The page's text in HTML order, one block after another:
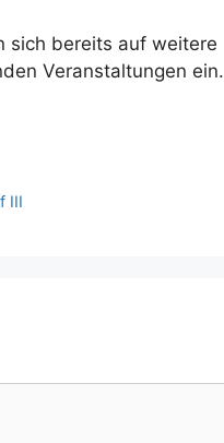
sich bereits auf weitere
Veranstaltungen ein.
III